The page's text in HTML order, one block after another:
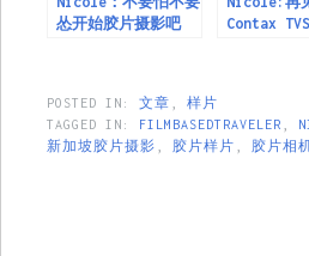
怂开始胶片摄影吧
Contax TVS
POSTED IN: 文章
样片
TAGGED IN: FILMBASEDTRAVELER
新加坡胶片摄影
胶片样片 胶片相